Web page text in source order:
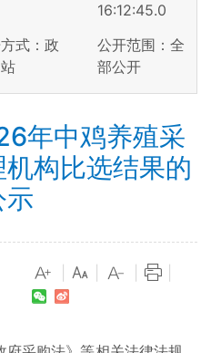
16:12:45.0
式：政
公开范围：全
部公开
年中鸡养殖采
构比选结果的
示